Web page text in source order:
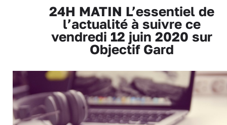
24H MATIN L’essentiel de
l’actualité à suivre ce
vendredi 12 juin 2020 sur
Objectif Gard